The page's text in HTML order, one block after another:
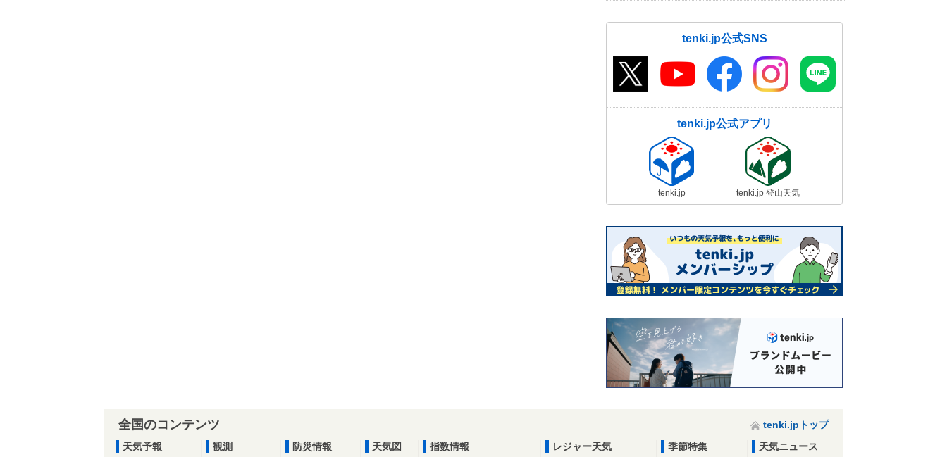
tenki.jp公式SNS
tenki.jp公式アプリ
tenki.jp tenki.jp 登山天気
全国のコンテンツ
tenki.jpトップ
天気予報
観測
防災情報
天気図
指数情報
レジャー天気
季節特集
天気ニュース